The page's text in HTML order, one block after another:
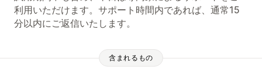
利用いただけます。サポート時間内であれば、通常15
分以内にご返信いたします。
含まれるもの